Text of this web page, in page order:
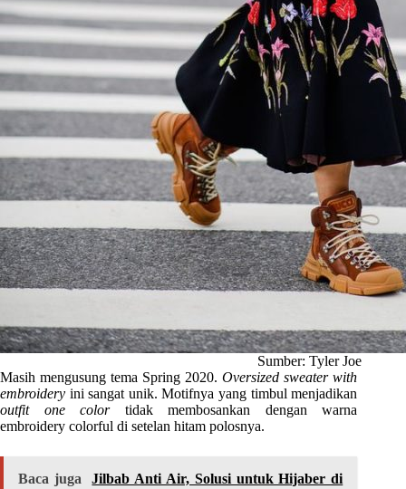
Sumber: Tyler Joe
Masih mengusung tema Spring 2020.Oversized sweater with
embroidery ini sangat unik. Motifnya yang timbul menjadikan
outfit
one colortidak membosankan dengan warna
embroidery colorful di setelan hitam polosnya.
Baca juga
Jilbab Anti Air, Solusi untuk Hijaber di